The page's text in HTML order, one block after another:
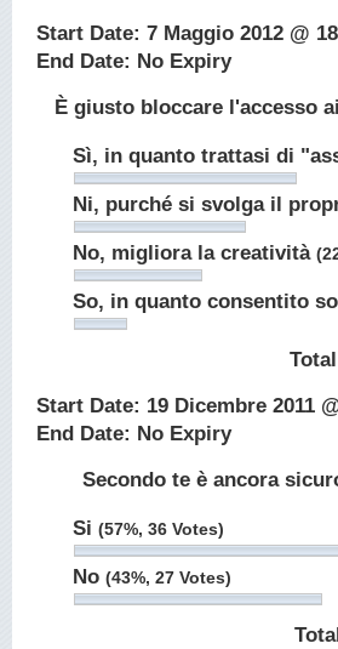
Start Date: 7 Maggio 2012 @
End Date: No Expiry
È giusto bloccare l'accesso
Sì, in quanto trattasi di
Ni, purché si svolga il
No, migliora la creatività
So, in quanto consentito
Start Date: 19 Dicembre 2011
End Date: No Expiry
Secondo te è ancora
Si (57%, 36 Votes)
No (43%, 27 Votes)